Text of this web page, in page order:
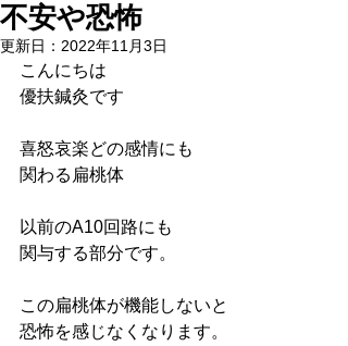
不安や恐怖
更新日： 2022年11月3日
こんにちは
優扶鍼灸です
喜怒哀楽どの感情にも
関わる扁桃体
以前のA10回路にも
関与する部分です。
この扁桃体が機能しないと
恐怖を感じなくなります。